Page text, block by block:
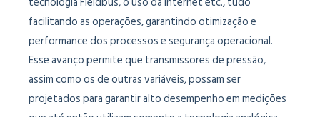
facilitando as operações, garantindo otimização e
performance dos processos e segurança operacional.
Esse avanço permite que transmissores de pressão,
assim como os de outras variáveis, possam ser
projetados para garantir alto desempenho em medições